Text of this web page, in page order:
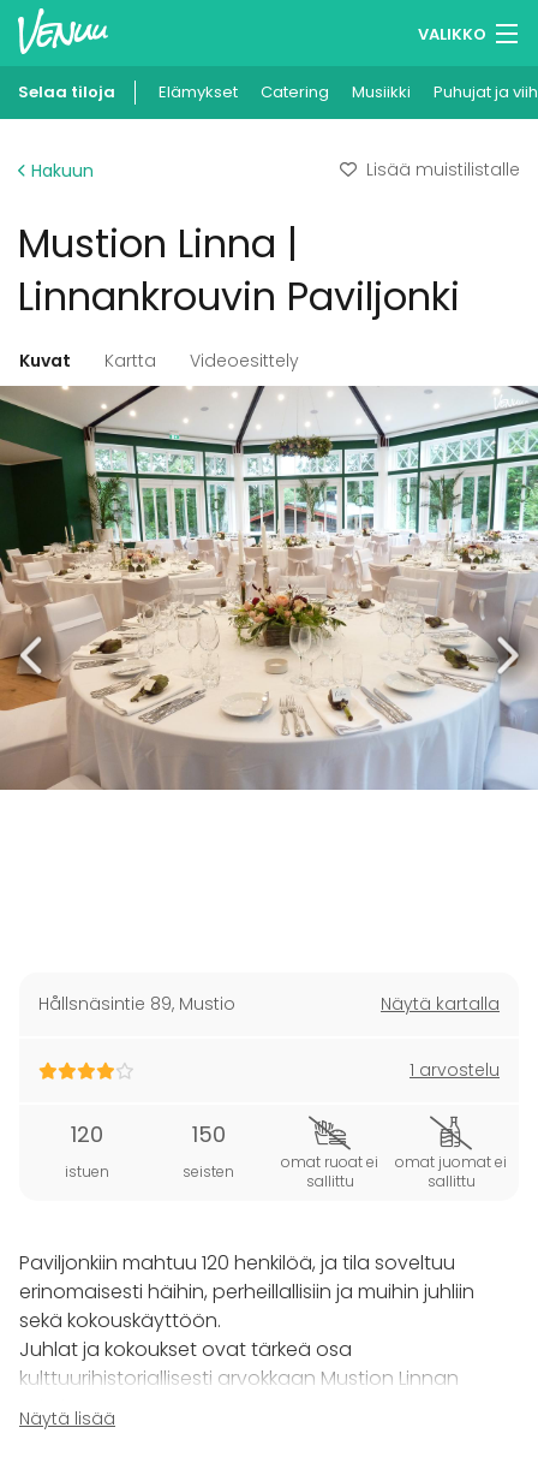
VALIKKO
Muistilistasi
Ilmoita kohteesi
Selaa tiloja Elämykset Catering Musiikki Puhujat ja
Hakuun Lisää muistilistalle
Mustion Linna |
Linnankrouvin Paviljonki
Kuvat Kartta Videoesittely
Hållsnäsintie 89, Mustio Näytä kartalla
1 arvostelu
120
istuen
150
seisten
omat ruoat ei
sallittu
omat juomat ei
sallittu
Paviljonkiin mahtuu 120 henkilöä, ja tila soveltuu
erinomaisesti häihin, perheillallisiin ja muihin juhliin
sekä kokouskäyttöön.
Juhlat ja kokoukset ovat tärkeä osa
kulttuurihistoriallisesti arvokkaan Mustion Linnan
toimintaa.
Paviljonki on rakennettu ravintola Linnankrouvin
Näytä lisää